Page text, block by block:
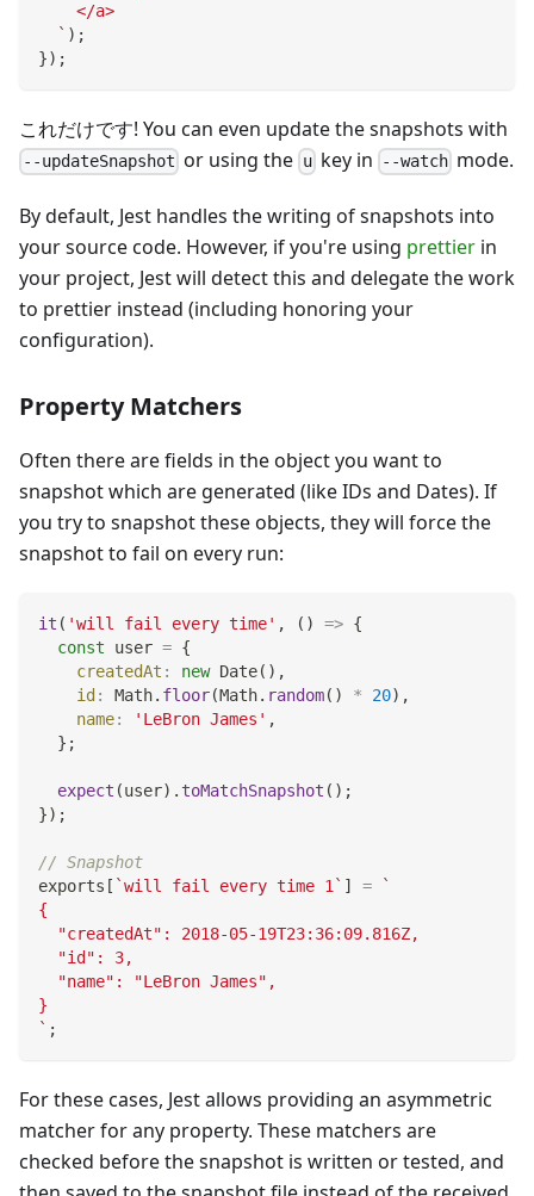
    </a>
` ) ;
}) ;
これだけです! You can even update the snapshots with
--updateSnapshot or using the ukey in --watch mode.
By default, Jest handles the writing of snapshots into
your source code. However, if you're using prettier in
your project, Jest will detect this and delegate the work
to prettier instead (including honoring your
configuration).
Property Matchers
Often there are fields in the object you want to
snapshot which are generated (like IDs and Dates). If
you try to snapshot these objects, they will force the
snapshot to fail on every run:
it ( 'will fail every time' , ( ) => {
const user = {
createdAt : new Date( ) ,
id: Math. floor(Math. random( ) * 20) ,
name: 'LeBron James' ,
} ;
expect (user) . toMatchSnapshot ( ) ;
}) ;
// Snapshot
exports [ `will fail every time 1 ` ] =
`
{
  "createdAt": 2018-05-19T23:36:09.816Z,
  "id": 3,
  "name": "LeBron James",
}
` ;
For these cases, Jest allows providing an asymmetric
matcher for any property. These matchers are
checked before the snapshot is written or tested, and